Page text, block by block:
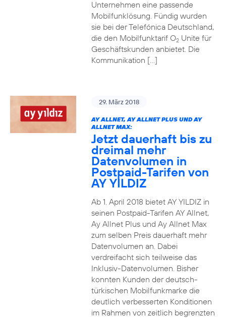
Unternehmen eine passende
Mobilfunklösung. Fündig wurden
sie bei der Telefónica Deutschland,
die den Mobilfunktarif O2Unite für
Geschäftskunden anbietet. Die
Kommunikation […]
29. März 2018
AY ALLNET, AY ALLNET PLUS UND AY
ALLNET MAX:
Jetzt dauerhaft bis zu
dreimal mehr
Datenvolumen in
Postpaid-Tarifen von
AY YILDIZ
Ab 1. April 2018 bietet AY YILDIZ in
seinen Postpaid-Tarifen AY Allnet,
Ay Allnet Plus und Ay Allnet Max
zum selben Preis dauerhaft mehr
Datenvolumen an. Dabei
verdreifacht sich teilweise das
Inklusiv-Datenvolumen. Bisher
konnten Kunden der deutsch-
türkischen Mobilfunkmarke die
deutlich verbesserten Konditionen
im Rahmen von zeitlich begrenzten